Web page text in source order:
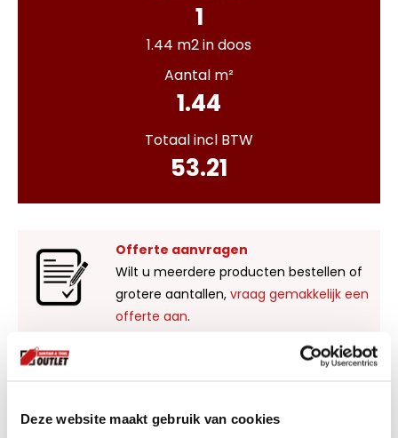
Deze website maakt gebruik van cookies
1
1.44 m2 in doos
Aantal m²
1.44
Totaal incl BTW
53.21
Offerte aanvragen
Wilt u meerdere producten bestellen of
grotere aantallen, vraag gemakkelijk een
offerte aan.
voldoende parkeergelegenheid en ruime